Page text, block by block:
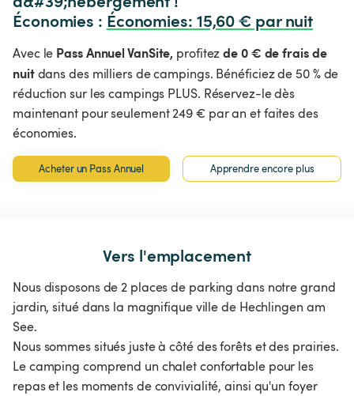
Économies : Économies: 15,60 € par nuit
Avec le Pass Annuel VanSite, profitezde 0 € de frais de
nuitdans des milliers de campings. Bénéficiez de 50 % de
réduction sur les campings PLUS. Réservez-le dès
maintenant pour seulement 249 € par an et faites des
économies.
Acheter un Pass Annuel Apprendre encore plus
Vers l'emplacement
Nous disposons de 2 places de parking dans notre grand
jardin, situé dans la magnifique ville de Hechlingen am
See.
Nous sommes situés juste à côté des forêts et des prairies.
Le camping comprend un chalet confortable pour les
repas et les moments de convivialité, ainsi qu'un foyer